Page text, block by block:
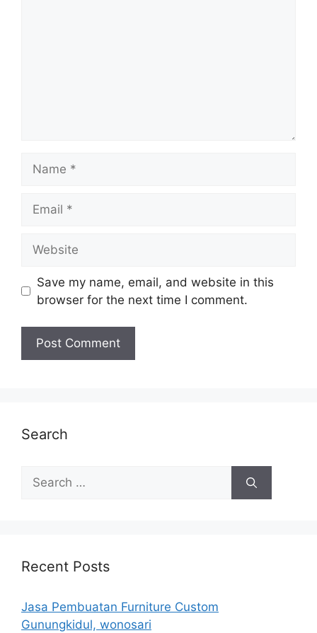
Save my name, email, and website in this
browser for the next time I comment.
Search
Search
for:
Recent Posts
Jasa Pembuatan Furniture Custom
Gunungkidul, wonosari